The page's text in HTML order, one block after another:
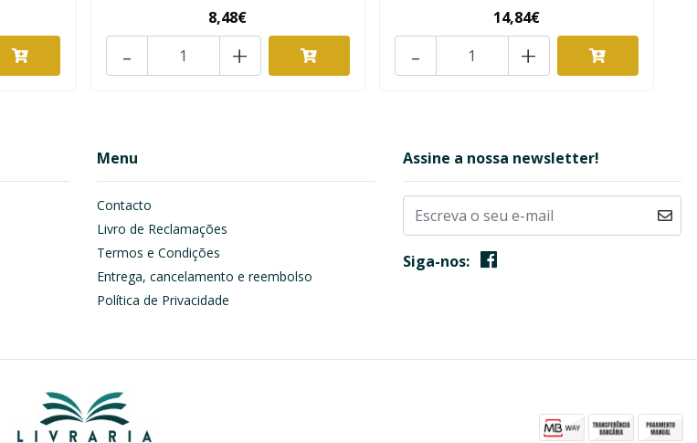
8,48€
+
-
14,84€
+
-
Menu
Contacto
Livro de Reclamações
Termos e Condições
Entrega, cancelamento e reembolso
Política de Privacidade
Assine a nossa newsletter!
Siga-nos: